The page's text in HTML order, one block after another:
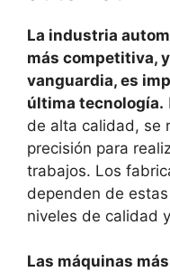
La industria
más competitiva,
vanguardia, es
última tecnología.
de alta calidad, se
precisión para
trabajos. Los
dependen de
niveles de calidad
Las máquinas